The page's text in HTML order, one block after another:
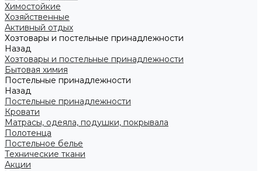
Химостойкие
Хозяйственные
Активный отдых
Хозтовары и постельные принадлежности
Назад
Хозтовары и постельные принадлежности
Бытовая химия
Постельные принадлежности
Назад
Постельные принадлежности
Кровати
Матрасы, одеяла, подушки, покрывала
Полотенца
Постельное белье
Технические ткани
Акции